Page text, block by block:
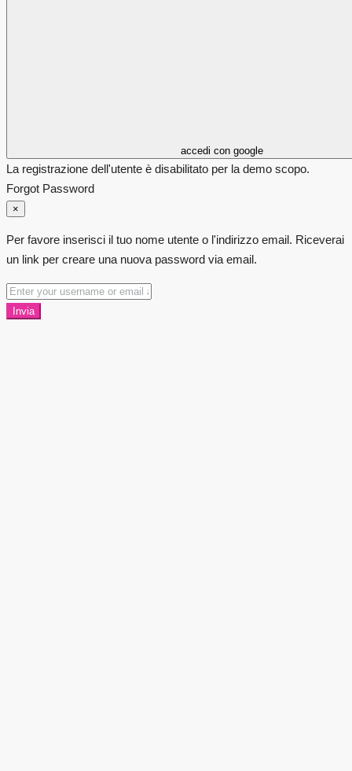
accedi con google
La registrazione dell'utente è disabilitato per la demo scopo.
Forgot Password
×
Per favore inserisci il tuo nome utente o l'indirizzo email. Riceverai
un link per creare una nuova password via email.
Invia